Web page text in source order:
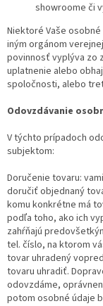
showroome či
Niektoré Vaše
iným orgánom
povinnosť vyplýva zo
uplatnenie alebo
spoločnosti, alebo
Odovzdávanie
V týchto prípadoch
subjektom:
Doručenie tovaru:
doručiť objednaný
komu konkrétne má
podľa toho, ako ich
zahŕňajú
tel. číslo, na ktorom
tovar uhradený
tovaru uhradiť.
odovzdáme,
potom osobné údaje